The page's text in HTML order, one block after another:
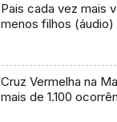
Pais cada vez mais
menos filhos (áudio)
Cruz Vermelha na
mais de 1.100